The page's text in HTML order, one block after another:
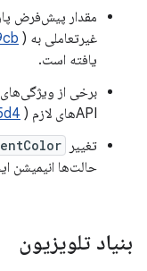
مقدار پیش‌فرض
غیرتعاملی به
یافته است.
برخی از
APIهای لازم (
تغییر
حالت‌ها انیمیشن
بنیاد تلویزیون